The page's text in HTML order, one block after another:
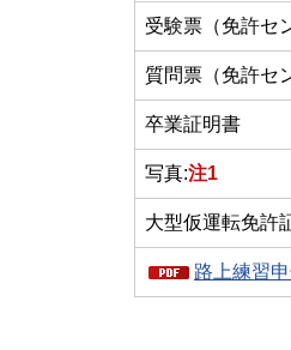
受験票（免許セ
質問票（免許セ
卒業証明書
写真:注1
大型仮運転免許
路上練習